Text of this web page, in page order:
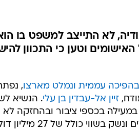
לא התייצב למשפט בו
וטען כי התכוון
עממית ונמלט מארצו,
זיין אל-עבדין בן עלי. הנשיא
בכספי ציבור ובהחזקה
תכשיטים, ממצאים